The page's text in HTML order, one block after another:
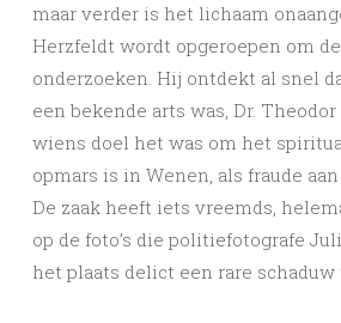
maar verder is het lichaam
Herzfeldt wordt opgeroepen om
onderzoeken. Hij ontdekt al snel
een bekende arts was, Dr.
wiens doel het was om het
opmars is in Wenen, als fraude
De zaak heeft iets vreemds,
op de foto’s die politiefotografe
het plaats delict een rare schaduw